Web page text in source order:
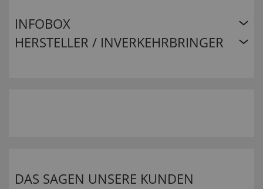
INFOBOX
HERSTELLER / INVERKEHRBRINGER
DAS SAGEN UNSERE KUNDEN